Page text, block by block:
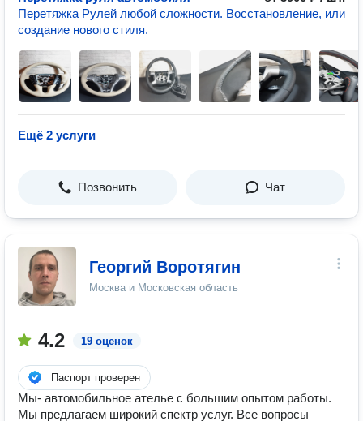
Перетяжка Рулей любой сложности. Восстановление, или
создание нового стиля.
Ещё 2 услуги
Позвонить Чат
Георгий Воротягин
Москва и Московская область
4.2 19 оценок
Паспорт проверен
Мы- автомобильное ателье с большим опытом работы.
Мы предлагаем широкий спектр услуг. Все вопросы